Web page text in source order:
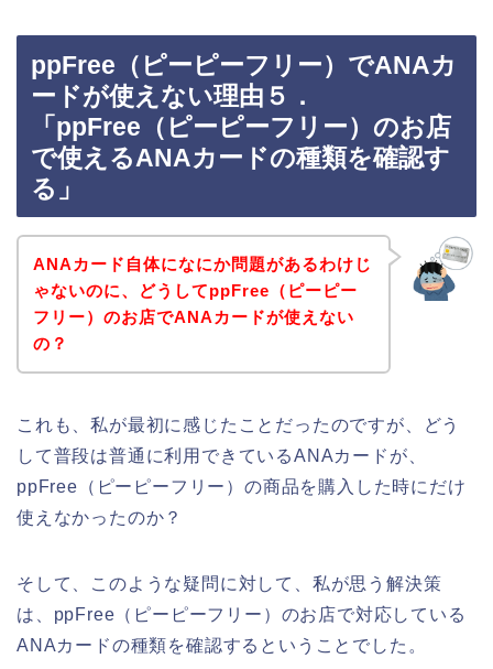
ppFree（ピーピーフリー）でANAカ
ードが使えない理由５．
「ppFree（ピーピーフリー）のお店
で使えるANAカードの種類を確認す
る」
ANAカード自体になにか問題があるわけじ
ゃないのに、どうしてppFree（ピーピー
フリー）のお店でANAカードが使えない
の？
これも、私が最初に感じたことだったのですが、どう
して普段は普通に利用できているANAカードが、
ppFree（ピーピーフリー）の商品を購入した時にだけ
使えなかったのか？
そして、このような疑問に対して、私が思う解決策
は、ppFree（ピーピーフリー）のお店で対応している
ANAカードの種類を確認するということでした。